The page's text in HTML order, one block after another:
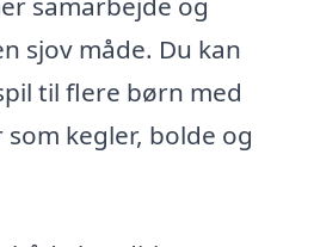
sjov måde. Du kan
til flere børn med
kegler, bolde og